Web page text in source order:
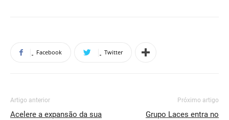
Facebook Twitter
Artigo anterior
Acelere a expansão da sua
Próximo artigo
Grupo Laces entra no